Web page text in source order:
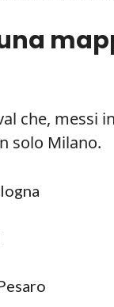
che, messi
solo Milano.